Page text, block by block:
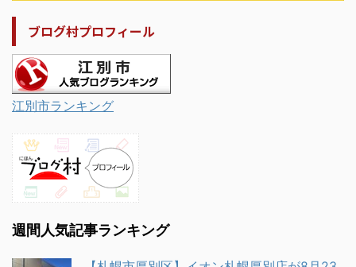
ブログ村プロフィール
江別市ランキング
週間人気記事ランキング